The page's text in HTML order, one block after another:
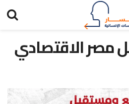
مصر الاقتصادي